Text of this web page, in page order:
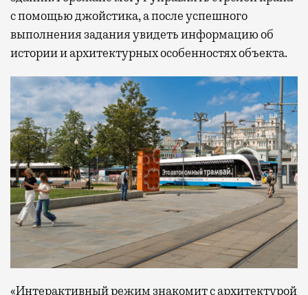
с помощью джойстика, а после успешного
выполнения задания увидеть информацию об
истории и архитектурных особенностях объекта.
«Интерактивный режим знакомит с архитектурой